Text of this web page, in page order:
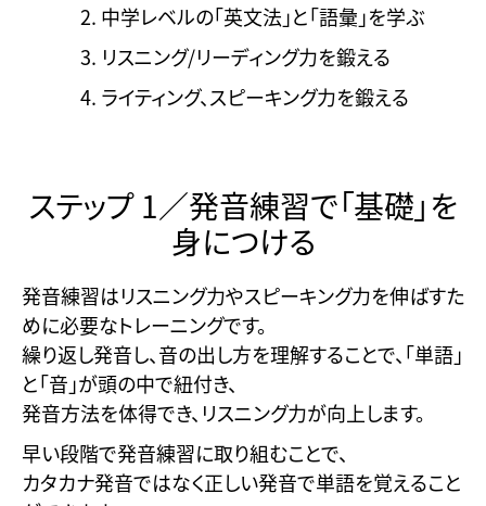
中学レベルの「英文法」と「語彙」を学ぶ
リスニング/リーディング力を鍛える
ライティング、スピーキング力を鍛える
ステップ 1／発音練習で「基礎」を
身につける
発音練習はリスニング力やスピーキング力を伸ばすた
めに必要なトレーニングです。
繰り返し発音し、音の出し方を理解することで、「単語」
と「音」が頭の中で紐付き、
発音方法を体得でき、リスニング力が向上します。
早い段階で発音練習に取り組むことで、
カタカナ発音ではなく正しい発音で単語を覚えること